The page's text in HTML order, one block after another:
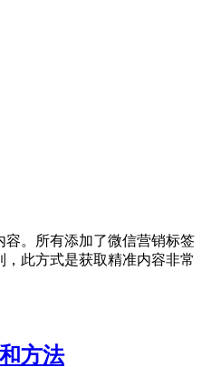
。所有添加了微信营销标签
此方式是获取精准内容非常
方法